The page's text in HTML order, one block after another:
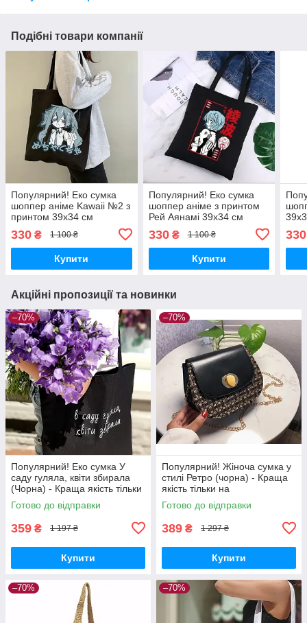
Подібні товари компанії
Популярний! Еко сумка
шоппер аніме Kawaii №2 з
принтом 39х34 см
тільки на Nukleon.com.ua
330 ₴ 1 100 ₴
Купити
Популярний! Еко сумка
шоппер аніме з принтом
Рей Аянамі 39х34 см
(Чорний) - Краща якість
тільки на Nukleon.com.ua
330₴ 1 100 ₴
Купити
330
Акційні пропозиції та новинки
–70%
Популярний! Еко сумка У
саду гуляла, квіти збирала
(Чорна) - Краща якість тільки
на Nukleon.com.ua
Готово до відправки
359 ₴ 1 197 ₴
Купити
–70%
Популярний! Жіноча сумка у
стилі Ретро (чорна) - Краща
якість тільки на
Nukleon.com.ua
Готово до відправки
389 ₴ 1 297 ₴
Купити
–70% –70%